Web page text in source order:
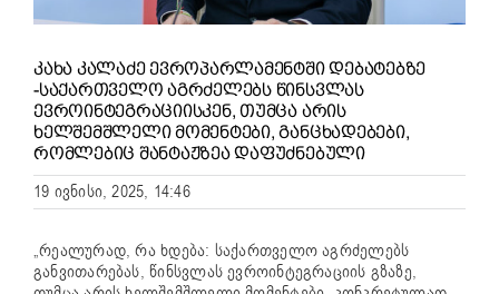
ᲙᲐᲮᲐ ᲙᲐᲚᲐᲫᲔ ᲔᲕᲠᲝᲞᲐᲠᲚᲐᲛᲔᲜᲢᲨᲘ ᲓᲔᲑᲐᲢᲔᲑᲖᲔ
-ᲡᲐᲥᲐᲠᲗᲕᲔᲚᲝ ᲐᲒᲠᲫᲔᲚᲔᲑᲡ ᲬᲘᲜᲡᲕᲚᲐᲡ
ᲔᲕᲠᲝᲘᲜᲢᲔᲒᲠᲐᲪᲘᲘᲡᲙᲔᲜ, ᲗᲣᲛᲪᲐ ᲐᲠᲘᲡ
ᲮᲔᲚᲨᲔᲛᲨᲚᲔᲚᲘ ᲛᲝᲛᲔᲜᲢᲔᲑᲘ, ᲒᲐᲜᲪᲮᲐᲓᲔᲑᲔᲑᲘ,
ᲠᲝᲛᲚᲔᲑᲘᲪ ᲨᲐᲜᲢᲐᲟᲖᲔᲐ ᲓᲐᲤᲣᲫᲜᲔᲑᲣᲚᲘ
19 ივნისი, 2025, 14:46
„რეალურად, რა ხდება: საქართველო აგრძელებს
განვითარებას, წინსვლას ევროინტეგრაციის გზაზე,